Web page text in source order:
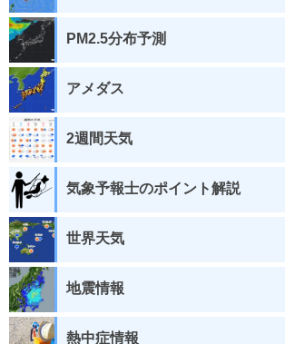
PM2.5分布予測
アメダス
2週間天気
気象予報士のポイント解説
世界天気
地震情報
熱中症情報